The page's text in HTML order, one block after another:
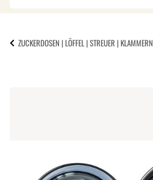
ZUCKERDOSEN | LÖFFEL | STREUER | KLAMMERN